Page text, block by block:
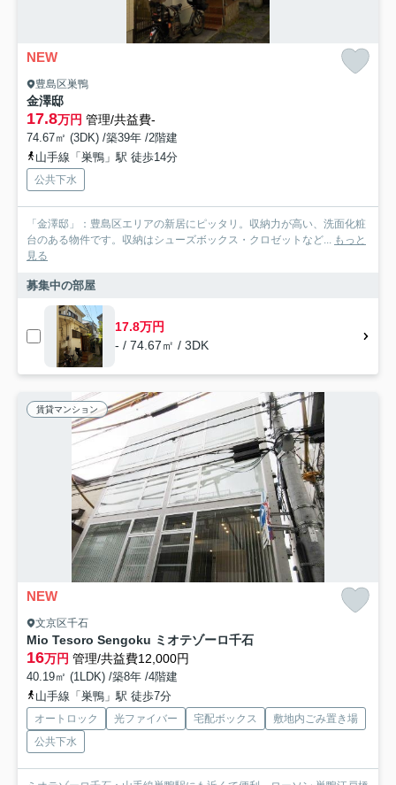
NEW
豊島区巣鴨
金澤邸
17.8万円 管理/共益費-
74.67㎡ (3DK) /築39年 /2階建
山手線「巣鴨」駅 徒歩14分
公共下水
「金澤邸」：豊島区エリアの新居にピッタリ。収納力が高い、洗面化粧
台のある物件です。収納はシューズボックス・クロゼットなど... もっと
見る
募集中の部屋
17.8万円
- / 74.67㎡ / 3DK
賃貸マンション
NEW
文京区千石
Mio Tesoro Sengoku ミオテゾーロ千石
16万円 管理/共益費12,000円
40.19㎡ (1LDK) /築8年 /4階建
山手線「巣鴨」駅 徒歩7分
オートロック 光ファイバー 宅配ボックス
敷地内ごみ置き場
公共下水